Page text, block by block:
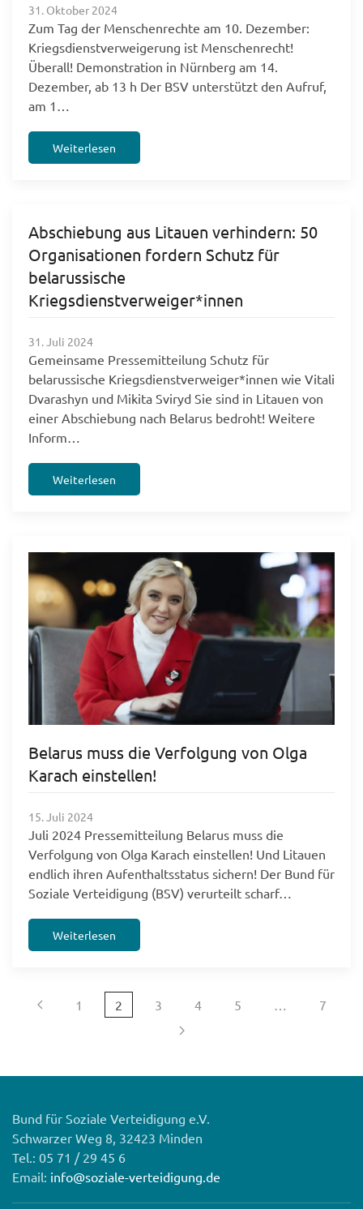
31. Oktober 2024
Zum Tag der Menschenrechte am 10. Dezember:
Kriegsdienstverweigerung ist Menschenrecht!
Überall! Demonstration in Nürnberg am 14.
Dezember, ab 13 h Der BSV unterstützt den Aufruf,
am 1…
Weiterlesen
Abschiebung aus Litauen verhindern: 50
Organisationen fordern Schutz für
belarussische
Kriegsdienstverweiger*innen
31. Juli 2024
Gemeinsame Pressemitteilung Schutz für
belarussische Kriegsdienstverweiger*innen wie Vitali
Dvarashyn und Mikita Sviryd Sie sind in Litauen von
einer Abschiebung nach Belarus bedroht! Weitere
Inform…
Weiterlesen
Belarus muss die Verfolgung von Olga
Karach einstellen!
15. Juli 2024
Juli 2024 Pressemitteilung Belarus muss die
Verfolgung von Olga Karach einstellen! Und Litauen
endlich ihren Aufenthaltsstatus sichern! Der Bund für
Soziale Verteidigung (BSV) verurteilt scharf…
Weiterlesen
1 2 3 4 5 … 7
Bund für Soziale Verteidigung e.V.
Schwarzer Weg 8, 32423 Minden
Tel.: 05 71 / 29 45 6
Email: info@soziale-verteidigung.de